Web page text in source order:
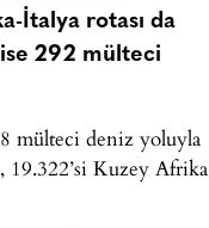
İtalya rotası da
ise 292 mülteci
mülteci deniz yoluyla
19.322’si Kuzey Afrika